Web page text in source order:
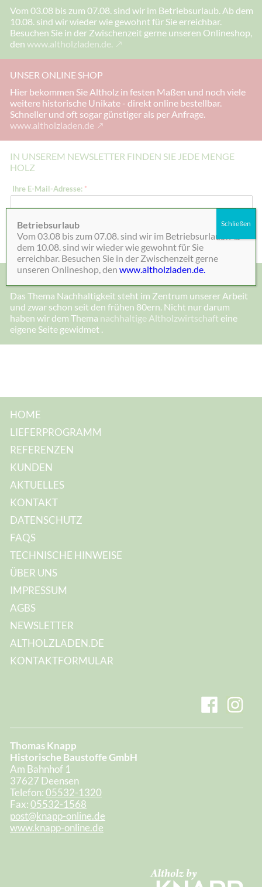
Vom 03.08 bis zum 07.08. sind wir im Betriebsurlaub. Ab dem
10.08. sind wir wieder wie gewohnt für Sie erreichbar.
Besuchen Sie in der Zwischenzeit gerne unseren Onlineshop,
den www.altholzladen.de.
UNSER ONLINE SHOP
Hier bekommen Sie Altholz in festen Maßen und noch viele
weitere historische Unikate - direkt online bestellbar.
Schneller und oft sogar günstiger als per Anfrage.
www.altholzladen.de
IN UNSEREM NEWSLETTER FINDEN SIE JEDE MENGE
HOLZ
*Ihre E-Mail-Adresse: *
Absenden
Das Thema Nachhaltigkeit steht im Zentrum unserer Arbeit
und zwar schon seit den frühen 80ern. Nicht nur darum
haben wir dem Thema nachhaltige Altholzwirtschaft eine
eigene Seite gewidmet .
HOME
LIEFERPROGRAMM
REFERENZEN
KUNDEN
AKTUELLES
KONTAKT
DATENSCHUTZ
FAQS
TECHNISCHE HINWEISE
ÜBER UNS
IMPRESSUM
AGBS
NEWSLETTER
ALTHOLZLADEN.DE
KONTAKTFORMULAR
Thomas Knapp
Historische Baustoffe GmbH
Am Bahnhof 1
37627 Deensen
Telefon:05532-1320
Fax:05532-1568
post@knapp-online.de
www.knapp-online.de
Betriebsurlaub
Vom 03.08 bis zum 07.08. sind wir im Betriebsurlaub. Ab
dem 10.08. sind wir wieder wie gewohnt für Sie
erreichbar. Besuchen Sie in der Zwischenzeit gerne
unseren Onlineshop, denwww.altholzladen.de.
Schließen